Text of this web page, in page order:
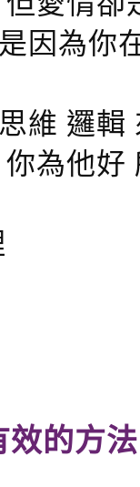
因為你
維 邏輯
為他
效的方法